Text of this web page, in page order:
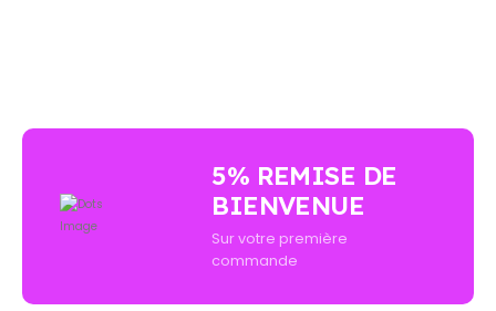
5% REMISE DE
BIENVENUE
Sur votre première
commande